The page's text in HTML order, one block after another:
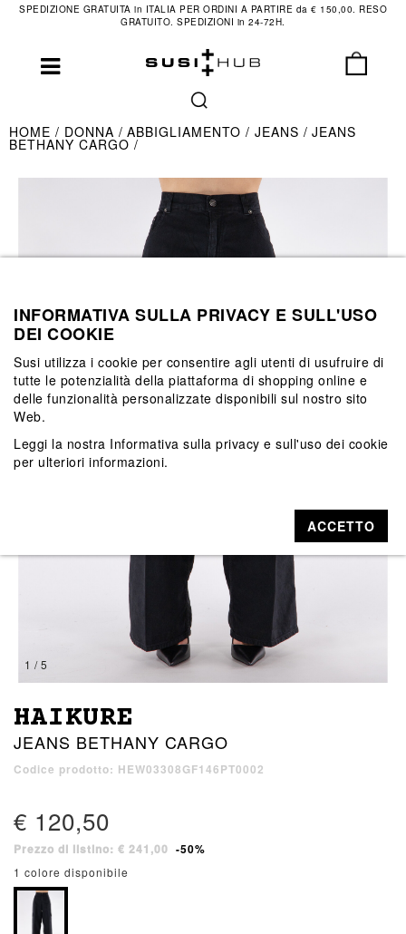
SPEDIZIONE GRATUITA in ITALIA PER ORDINI A PARTIRE da € 150,00. RESO
GRATUITO. SPEDIZIONI in 24-72H.
HOME DONNA ABBIGLIAMENTO JEANS JEANS
BETHANY CARGO
1 / 5
HAIKURE
JEANS BETHANY CARGO
Codice prodotto: HEW03308GF146PT0002
€ 120,50
Prezzo di listino: € 241,00 -50%
1 colore disponibile
INFORMATIVA SULLA PRIVACY E SULL'USO
DEI COOKIE
Susi utilizza i cookie per consentire agli utenti di usufruire di
tutte le potenzialità della piattaforma di shopping online e
delle funzionalità personalizzate disponibili sul nostro sito
Web.
Leggi la nostra Informativa sulla privacy e sull'uso dei cookie
per ulteriori informazioni.
ACCETTO